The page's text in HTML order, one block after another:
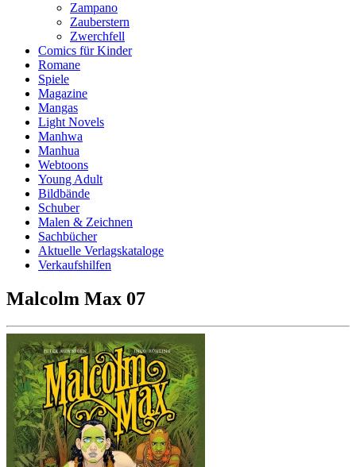
Zampano
Zauberstern
Zwerchfell
Comics für Kinder
Romane
Spiele
Magazine
Mangas
Light Novels
Manhwa
Manhua
Webtoons
Young Adult
Bildbände
Schuber
Malen & Zeichnen
Sachbücher
Aktuelle Verlagskataloge
Verkaufshilfen
Malcolm Max 07